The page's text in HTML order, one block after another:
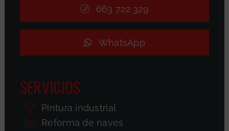
663 722 329
WhatsApp
SERVICIOS
Pintura industrial
Reforma de naves